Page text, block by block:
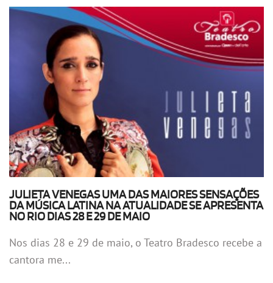
JULIETA VENEGAS UMA DAS MAIORES SENSAÇÕES
DA MÚSICA LATINA NA ATUALIDADE SE APRESENTA
NO RIO DIAS 28 E 29 DE MAIO
Nos dias 28 e 29 de maio, o Teatro Bradesco recebe a
cantora me...